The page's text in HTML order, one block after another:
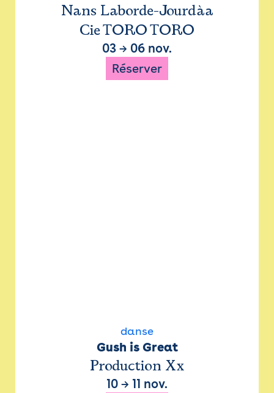
Nans Laborde-Jourdàa
Cie TORO TORO
03 → 06 nov.
Réserver
danse
Gush is Great
Production Xx
10 → 11 nov.